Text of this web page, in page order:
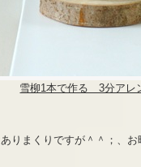
雪柳1本で作る 3分ア
りまくりですが＾＾；、